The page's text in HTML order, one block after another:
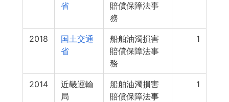
省
賠償保障法事
務
2018
国土交通
省
船舶油濁損害
賠償保障法事
務
1
2014
近畿運輸
局
船舶油濁損害
賠償保障法事
1